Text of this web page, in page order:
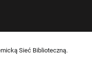
Sieć Biblioteczną.